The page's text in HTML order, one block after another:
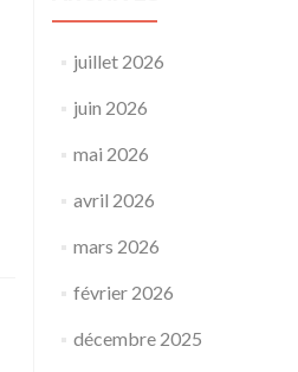
juillet 2026
juin 2026
mai 2026
avril 2026
mars 2026
février 2026
décembre 2025